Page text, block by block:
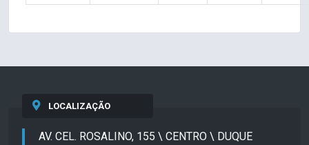
LOCALIZAÇÃO
AV. CEL. ROSALINO, 155 \ CENTRO \ DUQUE